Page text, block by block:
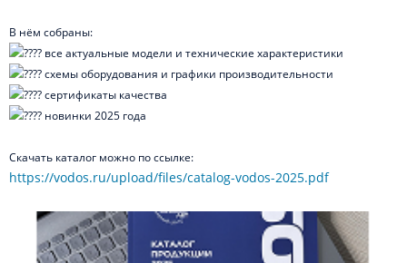
В нём собраны:
все актуальные модели и технические характеристики
схемы оборудования и графики производительности
сертификаты качества
новинки 2025 года
Скачать каталог можно по ссылке:
https://vodos.ru/upload/files/catalog-vodos-2025.pdf